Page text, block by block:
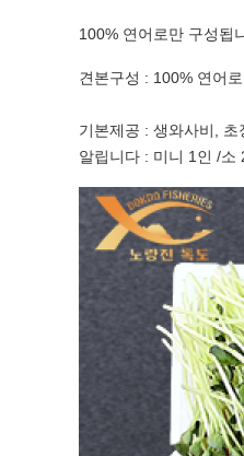
100% 연어로만 구성됩
견본구성 : 100% 연어
기본제공 : 생와사비,
알립니다 : 미니 1인 /소